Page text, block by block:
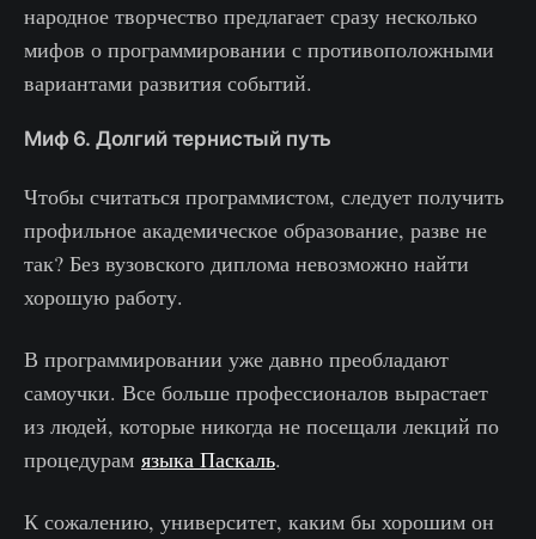
народное творчество предлагает сразу несколько
мифов о программировании с противоположными
вариантами развития событий.
Миф 6. Долгий тернистый путь
Чтобы считаться программистом, следует получить
профильное академическое образование, разве не
так? Без вузовского диплома невозможно найти
хорошую работу.
В программировании уже давно преобладают
самоучки. Все больше профессионалов вырастает
из людей, которые никогда не посещали лекций по
процедурам языка Паскаль.
К сожалению, университет, каким бы хорошим он